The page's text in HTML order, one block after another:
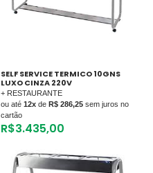
SELF SERVICE TERMICO 10GNS
LUXO CINZA 220V
+ RESTAURANTE
ou até 12xde R$ 286,25sem juros no
cartão
R$3.435,00